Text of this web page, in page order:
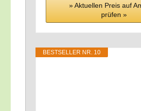
» Aktu­el­len Preis auf
prü­fen »
BEST­SEL­LER NR. 10